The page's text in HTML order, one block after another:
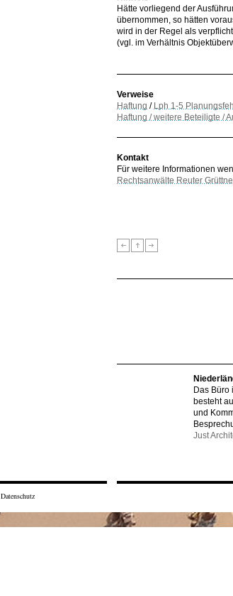
Hätte vorliegend der
übernommen, so hätten
wird in der Regel als
(vgl. im Verhältnis
Verweise
Haftung / Lph 1-5
Haftung / weitere Beteiligte /
Kontakt
Für weitere Informationen
Rechtsanwälte Reuter
Das Büro
besteht
und
Just
Datenschutz